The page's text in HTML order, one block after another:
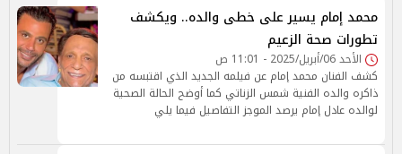
محمد إمام يسير على خطى والده.. ويكشف
تطورات صحة الزعيم
الأحد 06/أبريل/2025 - 11:01 ص
كشف الفنان محمد إمام عن فيلمه الجديد الذي اقتبسه من
ذاكره والده الفنية شمس الزناتي كما أوضح الحالة الصحية
لوالده عادل إمام يرصد الموجز التفاصيل فيما يلي